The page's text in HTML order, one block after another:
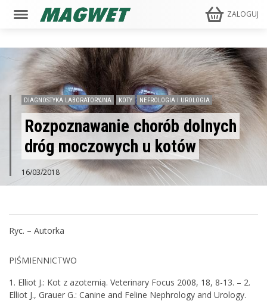
ZALOGUJ
DIAGNOSTYKA LABORATORYJNA KOTY NEFROLOGIA I UROLOGIA
Rozpoznawanie chorób dolnych
dróg moczowych u kotów
16/03/2018
Ryc. – Autorka
PIŚMIENNICTWO
1. Elliot J.: Kot z azotemią. Veterinary Focus 2008, 18, 8-13. – 2.
Elliot J., Grauer G.: Canine and Feline Nephrology and Urology.